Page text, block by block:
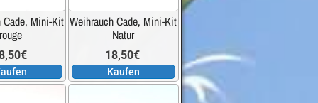
Cade, Mini-Kit
rouge
€
Weihrauch Cade, Mini-Kit
Natur
18,50€
Kaufen
Dieses